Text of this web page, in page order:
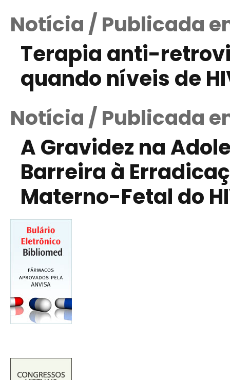
Notícia / Publicada
Terapia anti-
quando níveis de
Notícia / Publicada
A Gravidez na
Barreira à
Materno-Fetal do